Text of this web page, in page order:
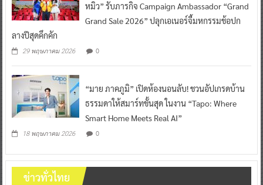
หมิว” รับภารกิจ Campaign Ambassador “Grand
Grand Sale 2026” ปลุกเอเนอร์จี้มหกรรมช้อปก
ลางปีสุดคึกคัก
29 พฤษภาคม 2026 0
“มาย ภาคภูมิ” เปิดห้องนอนลับ! ชวนอัปเกรดบ้าน
ธรรมดาให้สมาร์ทขั้นสุด ในงาน “Tapo: Where
Smart Home Meets Real AI”
18 พฤษภาคม 2026 0
ข่าวทั่วไทย